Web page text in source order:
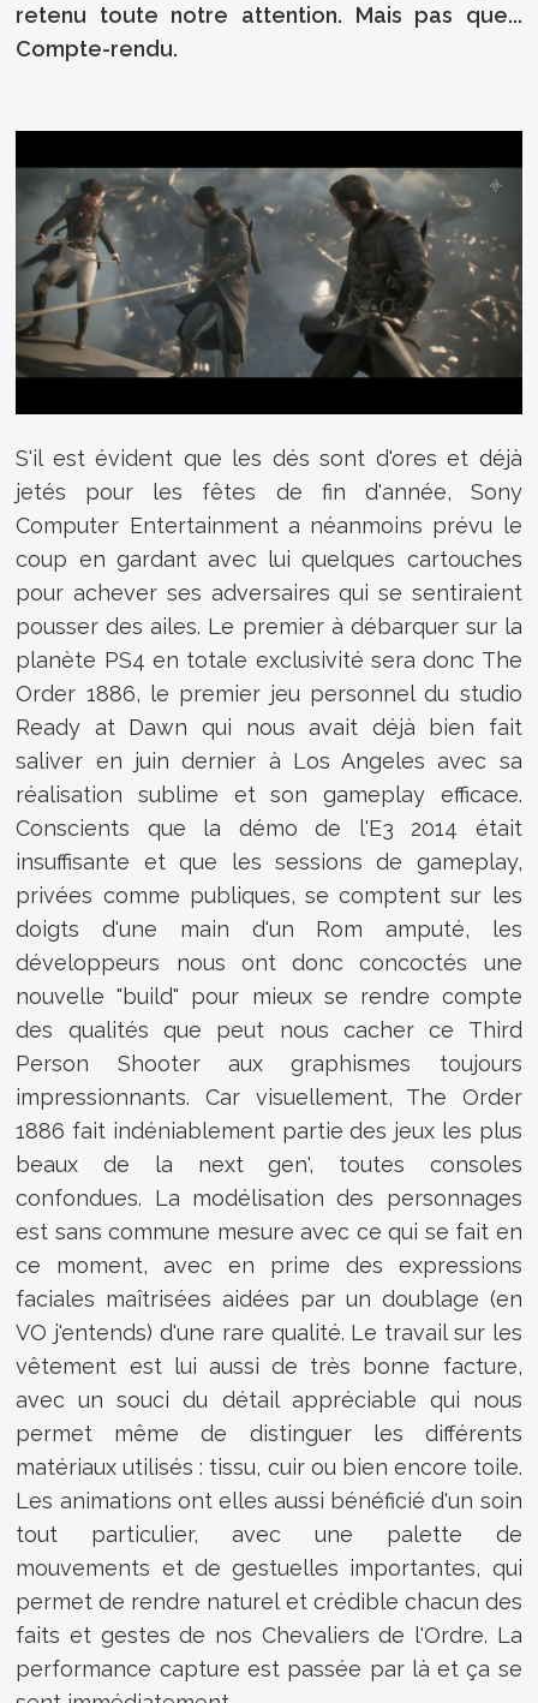
retenu toute notre attention. Mais pas que...
Compte-rendu.
S'il est évident que les dés sont d'ores et déjà
jetés pour les fêtes de fin d'année, Sony
Computer Entertainment a néanmoins prévu le
coup en gardant avec lui quelques cartouches
pour achever ses adversaires qui se sentiraient
pousser des ailes. Le premier à débarquer sur la
planète PS4 en totale exclusivité sera donc The
Order 1886, le premier jeu personnel du studio
Ready at Dawn qui nous avait déjà bien fait
saliver en juin dernier à Los Angeles avec sa
réalisation sublime et son gameplay efficace.
Conscients que la démo de l'E3 2014 était
insuffisante et que les sessions de gameplay,
privées comme publiques, se comptent sur les
doigts d'une main d'un Rom amputé, les
développeurs nous ont donc concoctés une
nouvelle "build" pour mieux se rendre compte
des qualités que peut nous cacher ce Third
Person Shooter aux graphismes toujours
impressionnants. Car visuellement, The Order
1886 fait indéniablement partie des jeux les plus
beaux de la next gen', toutes consoles
confondues. La modélisation des personnages
est sans commune mesure avec ce qui se fait en
ce moment, avec en prime des expressions
faciales maîtrisées aidées par un doublage (en
VO j'entends) d'une rare qualité. Le travail sur les
vêtement est lui aussi de très bonne facture,
avec un souci du détail appréciable qui nous
permet même de distinguer les différents
matériaux utilisés : tissu, cuir ou bien encore toile.
Les animations ont elles aussi bénéficié d'un soin
tout particulier, avec une palette de
mouvements et de gestuelles importantes, qui
permet de rendre naturel et crédible chacun des
faits et gestes de nos Chevaliers de l'Ordre. La
performance capture est passée par là et ça se